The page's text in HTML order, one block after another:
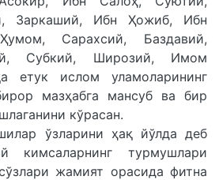
Заркаший, Ибн Ҳожиб, Ибн
Сарахсий, Баздавий,
Субкий, Широзий, Имом
етук ислом уламоларининг
мазҳабга мансуб ва бир
кўрасан.
ўзларини ҳақ йўлда деб
кимсаларнинг турмушлари
жамият орасида фитна